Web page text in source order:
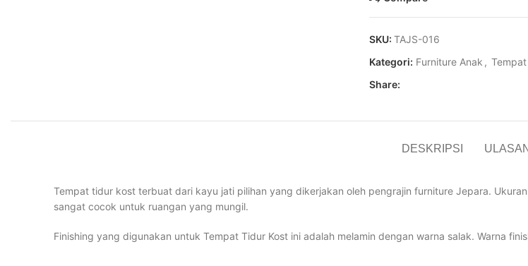
SKU: TAJS-016
Kategori: Furniture Anak ,
Share:
DESKRIPSI
Tempat tidur kost terbuat dari kayu jati pilihan yang dikerjakan oleh pengrajin furniture Jepara.
sangat cocok untuk ruangan yang mungil.
Finishing yang digunakan untuk Tempat Tidur Kost ini adalah melamin dengan warna salak. Warna